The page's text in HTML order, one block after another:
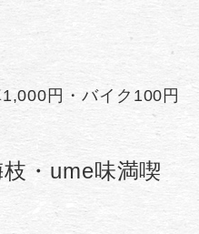
円・バイク100円
・ume味満喫